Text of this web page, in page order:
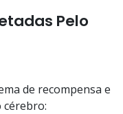
Pelo
de recompensa e